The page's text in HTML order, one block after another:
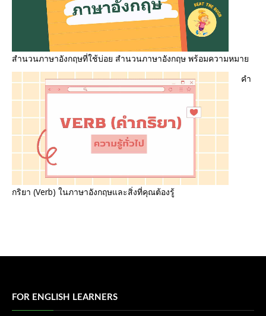
สำนวนภาษาอังกฤษที่ใช้บ่อย สํานวนภาษาอังกฤษ พร้อมความหมาย
คำ
กริยา (Verb) ในภาษาอังกฤษและสิ่งที่คุณต้องรู้
FOR ENGLISH LEARNERS